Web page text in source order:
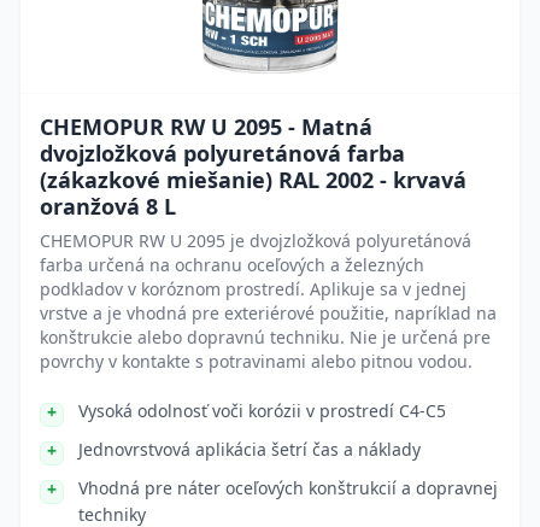
CHEMOPUR RW U 2095 - Matná
dvojzložková polyuretánová farba
(zákazkové miešanie) RAL 2002 - krvavá
oranžová 8 L
CHEMOPUR RW U 2095 je dvojzložková polyuretánová
farba určená na ochranu oceľových a železných
podkladov v koróznom prostredí. Aplikuje sa v jednej
vrstve a je vhodná pre exteriérové použitie, napríklad na
konštrukcie alebo dopravnú techniku. Nie je určená pre
povrchy v kontakte s potravinami alebo pitnou vodou.
Vysoká odolnosť voči korózii v prostredí C4-C5
Jednovrstvová aplikácia šetrí čas a náklady
Vhodná pre náter oceľových konštrukcií a dopravnej
techniky